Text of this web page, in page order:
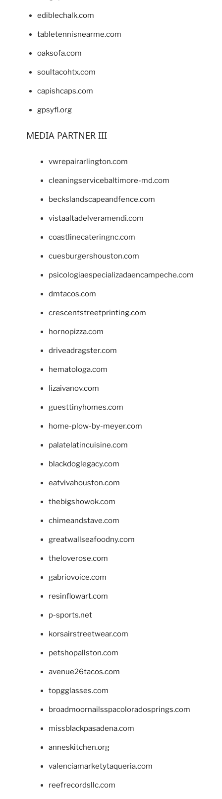
ediblechalk.com
tabletennisnearme.com
oaksofa.com
soultacohtx.com
capishcaps.com
gpsyfl.org
MEDIA PARTNER III
vwrepairarlington.com
cleaningservicebaltimore-md.com
beckslandscapeandfence.com
vistaaltadelveramendi.com
coastlinecateringnc.com
cuesburgershouston.com
psicologiaespecializadaencampeche.com
dmtacos.com
crescentstreetprinting.com
hornopizza.com
driveadragster.com
hematologa.com
lizaivanov.com
guesttinyhomes.com
home-plow-by-meyer.com
palatelatincuisine.com
blackdoglegacy.com
eatvivahouston.com
thebigshowok.com
chimeandstave.com
greatwallseafoodny.com
theloverose.com
gabriovoice.com
resinflowart.com
p-sports.net
korsairstreetwear.com
petshopallston.com
avenue26tacos.com
topgglasses.com
broadmoornailsspacoloradosprings.com
missblackpasadena.com
anneskitchen.org
valenciamarketytaqueria.com
reefrecordsllc.com